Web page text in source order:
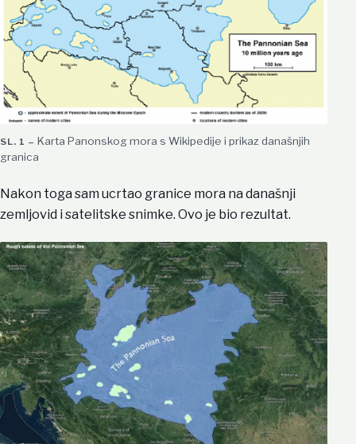
Karta Panonskog mora s Wikipedije i prikaz današnjih
granica
Nakon toga sam ucrtao granice mora na današnji
zemljovid i satelitske snimke. Ovo je bio rezultat.